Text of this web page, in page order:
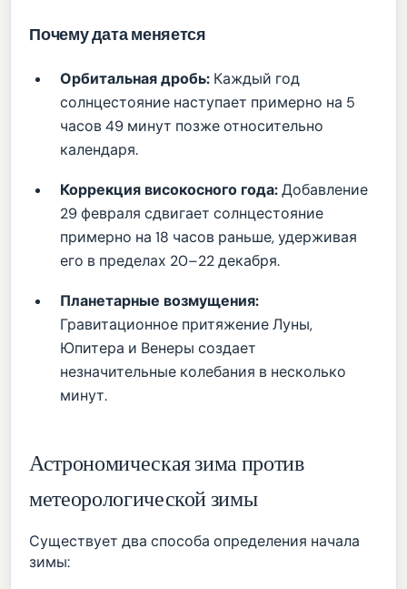
Почему дата меняется
Орбитальная дробь: Каждый год
солнцестояние наступает примерно на 5
часов 49 минут позже относительно
календаря.
Коррекция високосного года:Добавление
29 февраля сдвигает солнцестояние
примерно на 18 часов раньше, удерживая
его в пределах 20–22 декабря.
Планетарные возмущения:
Гравитационное притяжение Луны,
Юпитера и Венеры создает
незначительные колебания в несколько
минут.
Астрономическая зима против
метеорологической зимы
Существует два способа определения начала
зимы: